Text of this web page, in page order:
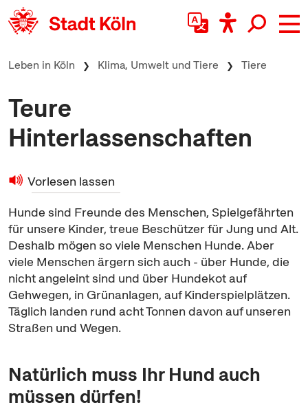
zum Inhalt springen
Leben in Köln Klima, Umwelt und Tiere Tiere
Teure
Hinterlassenschaften
Vorlesen lassen
Hunde sind Freunde des Menschen, Spielgefährten
für unsere Kinder, treue Beschützer für Jung und Alt.
Deshalb mögen so viele Menschen Hunde. Aber
viele Menschen ärgern sich auch - über Hunde, die
nicht angeleint sind und über Hundekot auf
Gehwegen, in Grünanlagen, auf Kinderspielplätzen.
Täglich landen rund acht Tonnen davon auf unseren
Straßen und Wegen.
Natürlich muss Ihr Hund auch
müssen dürfen!